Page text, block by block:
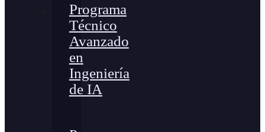
Programa
Técnico
Avanzado
en
Ingeniería
de IA